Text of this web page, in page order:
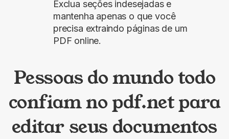
Exclua seções indesejadas e
mantenha apenas o que você
precisa extraindo páginas de um
PDF online.
Pessoas do mundo todo
confiam no pdf.net para
editar seus documentos